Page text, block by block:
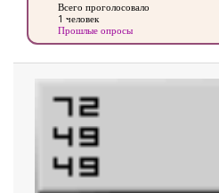
Всего проголосовало
1 человек
Прошлые опросы